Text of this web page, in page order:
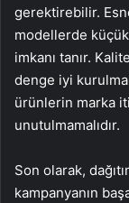
gerektirebilir.
modellerde
imkanı tanır.
denge iyi
ürünlerin marka
unutulmamalıdır.
Son olarak,
kampanyanın